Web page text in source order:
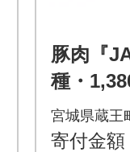
豚肉『
種・
王から
ットB
宮城県蔵王
寄付金額